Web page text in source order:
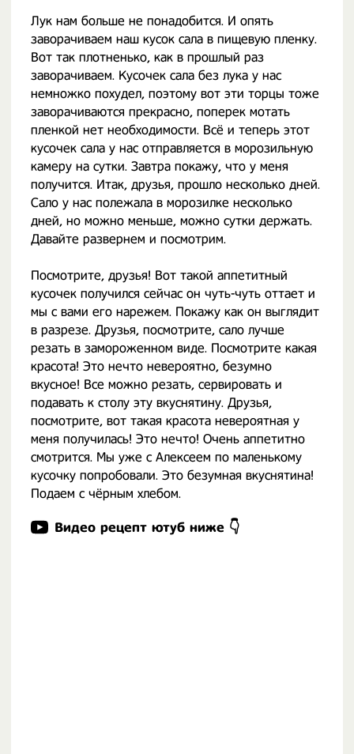
Лук нам больше не понадобится. И опять
заворачиваем наш кусок сала в пищевую пленку.
Вот так плотненько, как в прошлый раз
заворачиваем. Кусочек сала без лука у нас
немножко похудел, поэтому вот эти торцы тоже
заворачиваются прекрасно, поперек мотать
пленкой нет необходимости. Всё и теперь этот
кусочек сала у нас отправляется в морозильную
камеру на сутки. Завтра покажу, что у меня
получится. Итак, друзья, прошло несколько дней.
Сало у нас полежала в морозилке несколько
дней, но можно меньше, можно сутки держать.
Давайте развернем и посмотрим.
Посмотрите, друзья! Вот такой аппетитный
кусочек получился сейчас он чуть-чуть оттает и
мы с вами его нарежем. Покажу как он выглядит
в разрезе. Друзья, посмотрите, сало лучше
резать в замороженном виде. Посмотрите какая
красота! Это нечто невероятно, безумно
вкусное! Все можно резать, сервировать и
подавать к столу эту вкуснятину. Друзья,
посмотрите, вот такая красота невероятная у
меня получилась! Это нечто! Очень аппетитно
смотрится. Мы уже с Алексеем по маленькому
кусочку попробовали. Это безумная вкуснятина!
Подаем с чёрным хлебом.
Видео рецепт ютуб ниже 👇